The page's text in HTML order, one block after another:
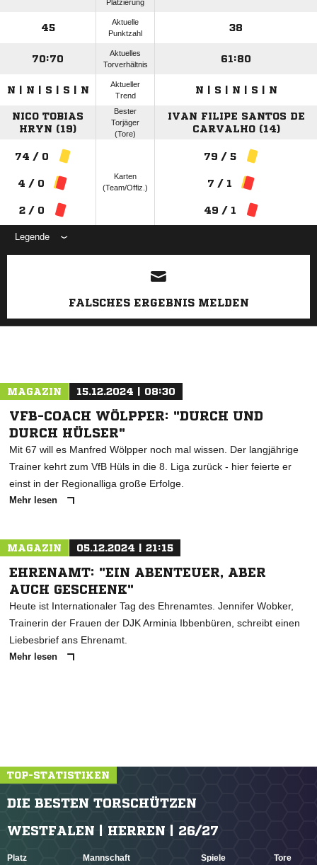
Platzierung
45
Aktuelle
Punktzahl
38
70:70
Aktuelles
Torverhältnis
61:80
N | N | S | S | N
Aktueller
Trend
N | S | N | S | N
NICO TOBIAS
HRYN (19)
Bester
Torjäger
(Tore)
IVAN FILIPE SANTOS DE
CARVALHO (14)
74 / 0
4 / 0
2 / 0
Karten
(Team/Offiz.)
79 / 5
7 / 1
49 / 1
Legende
ANZEIGE
FALSCHES ERGEBNIS MELDEN
MAGAZIN 15.12.2024 | 08:30
VFB-COACH WÖLPPER: "DURCH UND
DURCH HÜLSER"
Mit 67 will es Manfred Wölpper noch mal wissen. Der langjährige
Trainer kehrt zum VfB Hüls in die 8. Liga zurück - hier feierte er
einst in der Regionalliga große Erfolge.
Mehr lesen
MAGAZIN 05.12.2024 | 21:15
EHRENAMT: "EIN ABENTEUER, ABER
AUCH GESCHENK"
Heute ist Internationaler Tag des Ehrenamtes. Jennifer Wobker,
Trainerin der Frauen der DJK Arminia Ibbenbüren, schreibt einen
Liebesbrief ans Ehrenamt.
Mehr lesen
TOP-STATISTIKEN
DIE BESTEN TORSCHÜTZEN
WESTFALEN | HERREN | 26/27
Platz Mannschaft Spiele Tore